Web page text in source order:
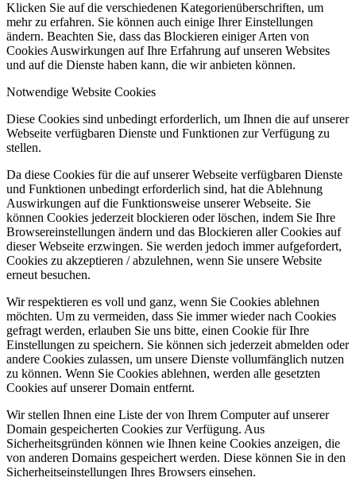
Klicken Sie auf die verschiedenen Kategorienüberschriften, um
mehr zu erfahren. Sie können auch einige Ihrer Einstellungen
ändern. Beachten Sie, dass das Blockieren einiger Arten von
Cookies Auswirkungen auf Ihre Erfahrung auf unseren Websites
und auf die Dienste haben kann, die wir anbieten können.
Notwendige Website Cookies
Diese Cookies sind unbedingt erforderlich, um Ihnen die auf unserer
Webseite verfügbaren Dienste und Funktionen zur Verfügung zu
stellen.
Da diese Cookies für die auf unserer Webseite verfügbaren Dienste
und Funktionen unbedingt erforderlich sind, hat die Ablehnung
Auswirkungen auf die Funktionsweise unserer Webseite. Sie
können Cookies jederzeit blockieren oder löschen, indem Sie Ihre
Browsereinstellungen ändern und das Blockieren aller Cookies auf
dieser Webseite erzwingen. Sie werden jedoch immer aufgefordert,
Cookies zu akzeptieren / abzulehnen, wenn Sie unsere Website
erneut besuchen.
Wir respektieren es voll und ganz, wenn Sie Cookies ablehnen
möchten. Um zu vermeiden, dass Sie immer wieder nach Cookies
gefragt werden, erlauben Sie uns bitte, einen Cookie für Ihre
Einstellungen zu speichern. Sie können sich jederzeit abmelden oder
andere Cookies zulassen, um unsere Dienste vollumfänglich nutzen
zu können. Wenn Sie Cookies ablehnen, werden alle gesetzten
Cookies auf unserer Domain entfernt.
Wir stellen Ihnen eine Liste der von Ihrem Computer auf unserer
Domain gespeicherten Cookies zur Verfügung. Aus
Sicherheitsgründen können wie Ihnen keine Cookies anzeigen, die
von anderen Domains gespeichert werden. Diese können Sie in den
Sicherheitseinstellungen Ihres Browsers einsehen.